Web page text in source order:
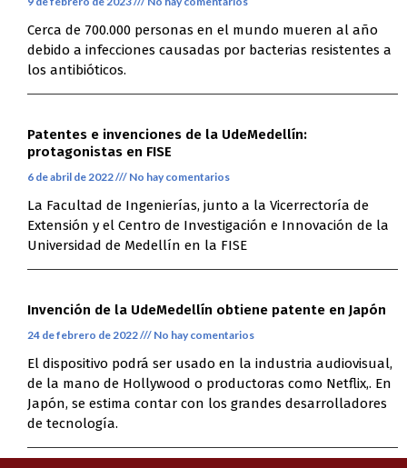
Cerca de 700.000 personas en el mundo mueren al año
debido a infecciones causadas por bacterias resistentes a
los antibióticos.
Patentes e invenciones de la UdeMedellín:
protagonistas en FISE
6 de abril de 2022 No hay comentarios
La Facultad de Ingenierías, junto a la Vicerrectoría de
Extensión y el Centro de Investigación e Innovación de la
Universidad de Medellín en la FISE
Invención de la UdeMedellín obtiene patente en Japón
24 de febrero de 2022 No hay comentarios
El dispositivo podrá ser usado en la industria audiovisual,
de la mano de Hollywood o productoras como Netflix,. En
Japón, se estima contar con los grandes desarrolladores
de tecnología.